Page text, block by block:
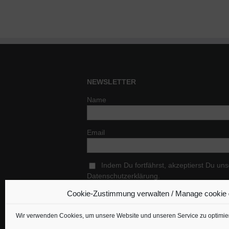
Cookie-Zustimmung verwalten / Manage cookie
Wir verwenden Cookies, um unsere Website und unseren Service zu
NEWSLETTER
Name
Email
Indem Du fortfährst, akzeptierst Du
Datenschutzerklärung.